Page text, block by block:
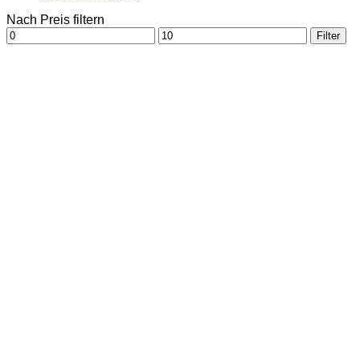
Nach Preis filtern
Min.
Preis
Max.
Preis
Filter